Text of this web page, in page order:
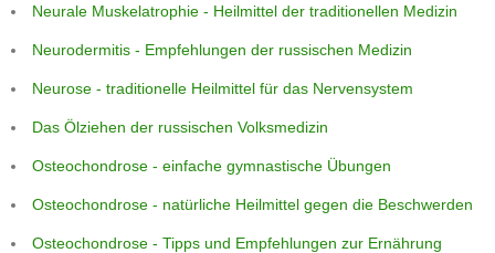
Neurale Muskelatrophie - Heilmittel der traditionellen Medizin
Neurodermitis - Empfehlungen der russischen Medizin
Neurose - traditionelle Heilmittel für das Nervensystem
Das Ölziehen der russischen Volksmedizin
Osteochondrose - einfache gymnastische Übungen
Osteochondrose - natürliche Heilmittel gegen die Beschwerden
Osteochondrose - Tipps und Empfehlungen zur Ernährung